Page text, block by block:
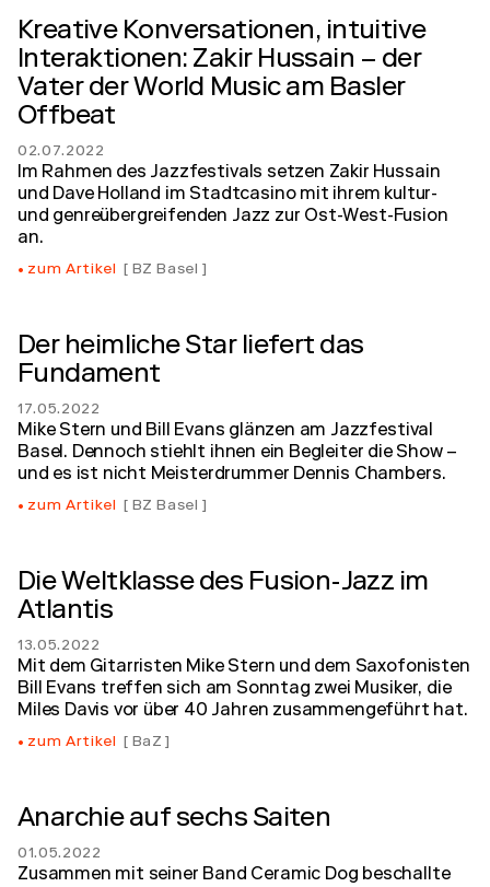
Kreative Konversationen, intuitive
Interaktionen: Zakir Hussain – der
Vater der World Music am Basler
Offbeat
02.07.2022
Im Rahmen des Jazzfestivals setzen Zakir Hussain
und Dave Holland im Stadtcasino mit ihrem kultur-
und genreübergreifenden Jazz zur Ost-West-Fusion
an.
zum Artikel BZ Basel
Der heimliche Star liefert das
Fundament
17.05.2022
Mike Stern und Bill Evans glänzen am Jazzfestival
Basel. Dennoch stiehlt ihnen ein Begleiter die Show –
und es ist nicht Meisterdrummer Dennis Chambers.
zum Artikel BZ Basel
Die Weltklasse des Fusion-Jazz im
Atlantis
13.05.2022
Mit dem Gitarristen Mike Stern und dem Saxofonisten
Bill Evans treffen sich am Sonntag zwei Musiker, die
Miles Davis vor über 40 Jahren zusammengeführt hat.
zum Artikel BaZ
Anarchie auf sechs Saiten
01.05.2022
Zusammen mit seiner Band Ceramic Dog beschallte